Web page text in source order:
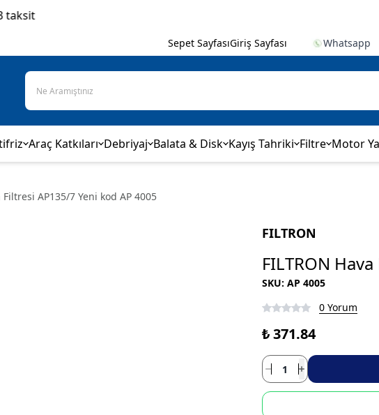
Sepet SayfasıGiriş Sayfası Whatsapp
Araç Katkıları Debriyaj Balata & Disk Kayış Tahriki Filtre Motor
Filtresi AP135/7 Yeni kod AP 4005
FILTRON
FILTRON
SKU: AP 4005
0 Yorum
₺ 371.84